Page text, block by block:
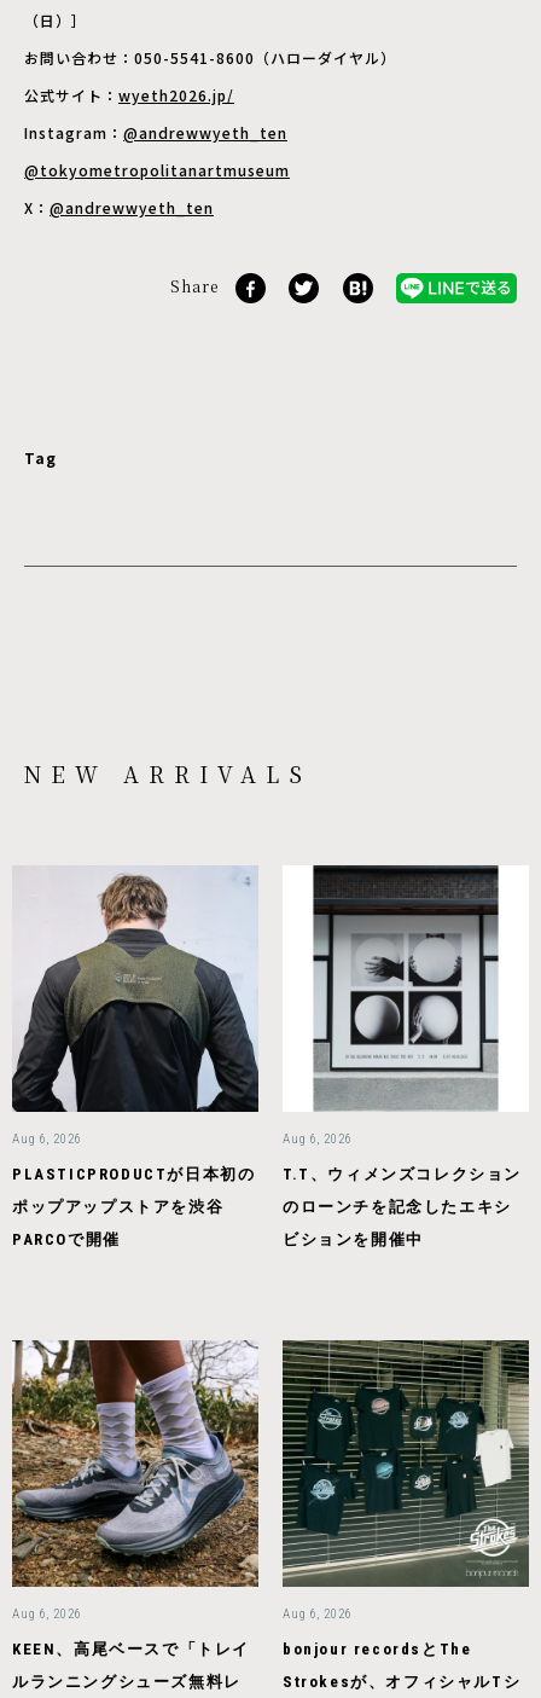
（日）］
お問い合わせ：050-5541-8600（ハローダイヤル）
公式サイト： wyeth2026.jp/
Instagram： @andrewwyeth_ten
@tokyometropolitanartmuseum
X： @andrewwyeth_ten
Share
Tag
NEW ARRIVALS
Aug 6, 2026
PLASTICPRODUCTが日本初の
ポップアップストアを渋谷
PARCOで開催
Aug 6, 2026
T.T、ウィメンズコレクション
のローンチを記念したエキシ
ビションを開催中
Aug 6, 2026
KEEN、高尾ベースで「トレイ
ルランニングシューズ無料レ
Aug 6, 2026
bonjour recordsとThe
Strokesが、オフィシャルTシ